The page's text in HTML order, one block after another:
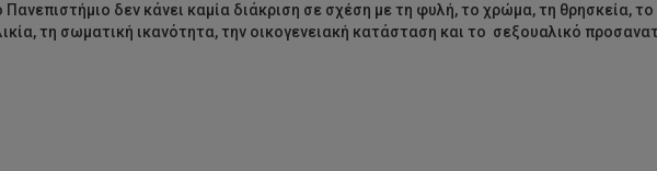
Πανεπιστήμιο δεν κάνει καμία διάκριση σε σχέση με τη φυλή, το χρώμα, τη θρησκεία,
τη σωματική ικανότητα, την οικογενειακή κατάσταση και το σεξουαλικό